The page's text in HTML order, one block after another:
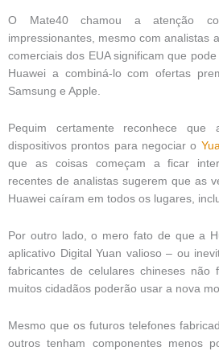
O Mate40 chamou a atenção
impressionantes, mesmo com analistas
comerciais dos EUA significam que
Huawei a combiná-lo com ofertas
Samsung e Apple.
Pequim certamente reconhece que
dispositivos prontos para negociar o
que as coisas começam a ficar
recentes de analistas sugerem que as
Huawei caíram em todos os lugares,
Por outro lado, o mero fato de que a
aplicativo Digital Yuan valioso – ou
fabricantes de celulares chineses não
muitos cidadãos poderão usar a nova
Mesmo que os futuros telefones
outros tenham componentes menos